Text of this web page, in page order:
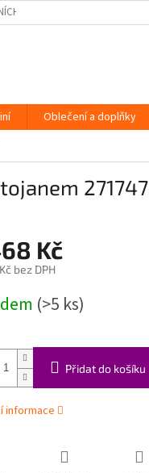
ÚDAJŮ
Oblečení a doplňky
271747
Kč
bez DPH
(>5 ks)
Přidat do košíku
informace